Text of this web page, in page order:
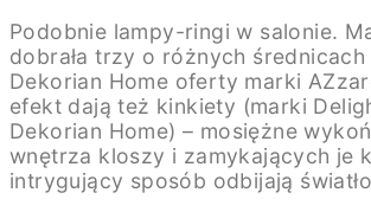
Podobnie lampy-ringi w salonie.
dobrała trzy o różnych
Dekorian Home oferty marki
efekt dają też kinkiety (marki
Dekorian Home) – mosiężne
wnętrza kloszy i zamykających je
intrygujący sposób odbijają